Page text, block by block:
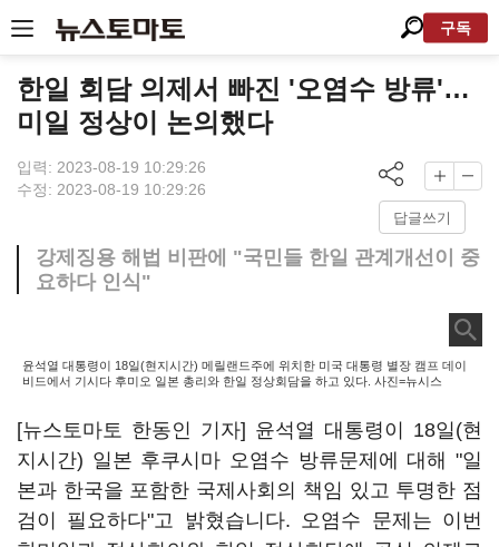
구독
한일 회담 의제서 빠진 '오염수 방류'…
미일 정상이 논의했다
입력: 2023-08-19 10:29:26
수정: 2023-08-19 10:29:26
답글쓰기
강제징용 해법 비판에 "국민들 한일 관계개선이 중
요하다 인식"
윤석열 대통령이 18일(현지시간) 메릴랜드주에 위치한 미국 대통령 별장 캠프 데이
비드에서 기시다 후미오 일본 총리와 한일 정상회담을 하고 있다. 사진=뉴시스
[뉴스토마토 한동인 기자] 윤석열 대통령이 18일(현
지시간) 일본 후쿠시마 오염수 방류문제에 대해 "일
본과 한국을 포함한 국제사회의 책임 있고 투명한 점
검이 필요하다"고 밝혔습니다. 오염수 문제는 이번